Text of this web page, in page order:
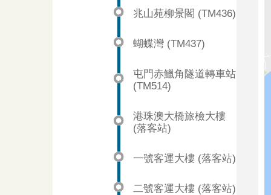
兆山苑柳景閣 (TM436)
蝴蝶灣 (TM437)
屯門赤鱲角隧道轉車站
(TM514)
港珠澳大橋旅檢大樓
(落客站)
一號客運大樓 (落客站)
二號客運大樓 (落客站)